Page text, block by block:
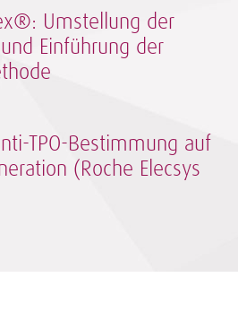
Umstellung der
Einführung der
TPO-Bestimmung auf
(Roche Elecsys